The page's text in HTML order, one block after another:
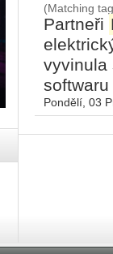
(Matching
Partneři
vyvinula
Pondělí, 03